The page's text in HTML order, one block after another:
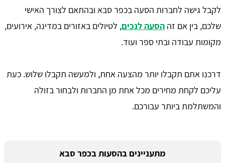
לקבל גישה לחברות הסעה בכפר סבא ובהתאם לצורך האישי
שלכם, בין אם זה הסעה לנכים, לטיולים באזורים במדינה, אירועים,
מקומות עבודה ובתי ספר ועוד.
דרכנו אתם תקבלו יותר מהצעה אחת, ולמעשה תקבלו שלוש. כעת
עליכם לקחת מחירים מכל אחת מן החברות ולבחור בזולה
והמשתלמת ביותר עבורכם.
מתעניינים בהסעות בכפר סבא